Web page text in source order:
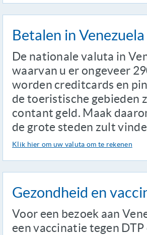
Betalen in Venezuela
De nationale valuta in
waarvan u er ongeveer
worden creditcards en
de toeristische gebieden
contant geld. Maak
de grote steden zult
Klik hier om uw valuta om te rekenen
Gezondheid en
Voor een bezoek aan
een vaccinatie tegen